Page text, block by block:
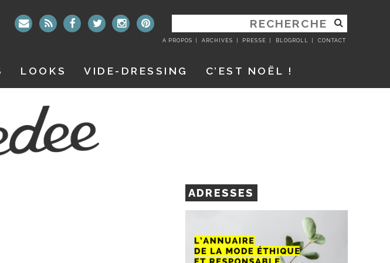
RECHERCHER
:
A PROPOS ARCHIVES PRESSE BLOGROLL CONTACT
LOOKS VIDE-DRESSING C’EST NOËL !
ADRESSES